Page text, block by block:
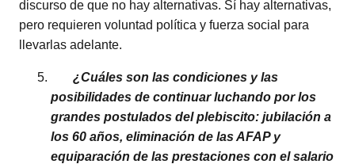
discurso de que no hay alternativas. Sí hay alternativas,
pero requieren voluntad política y fuerza social para
llevarlas adelante.
¿Cuáles son las condiciones y las
posibilidades de continuar luchando por los
grandes postulados del plebiscito: jubilación a
los 60 años, eliminación de las AFAP y
equiparación de las prestaciones con el salario